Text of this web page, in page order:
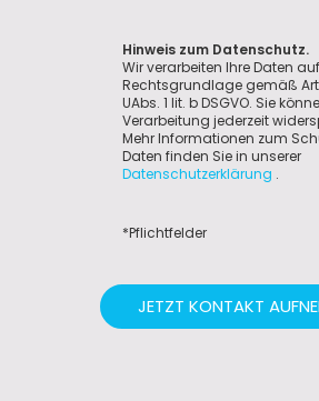
Hinweis zum Datenschutz.
Wir verarbeiten Ihre Daten
Rechtsgrundlage gemäß Art.
UAbs. 1 lit. b DSGVO. Sie
Verarbeitung jederzeit
Mehr Informationen zum
Daten finden Sie in unserer
Datenschutzerklärung .
*Pflichtfelder
JETZT KONTAKT